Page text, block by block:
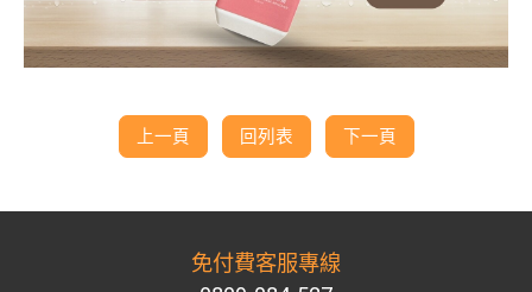
上一頁 回列表 下一頁
免付費客服專線